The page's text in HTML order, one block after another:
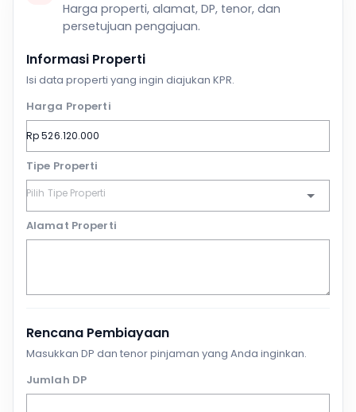
Harga properti, alamat, DP, tenor, dan
persetujuan pengajuan.
Informasi Properti
Isi data properti yang ingin diajukan KPR.
Harga Properti
Tipe Properti
Alamat Properti
Rencana Pembiayaan
Masukkan DP dan tenor pinjaman yang Anda inginkan.
Jumlah DP